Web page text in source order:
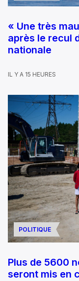
« Une très
après le recul
nationale
IL Y A 15 HEURES
POLITIQUE
Plus de 5600
seront mis en